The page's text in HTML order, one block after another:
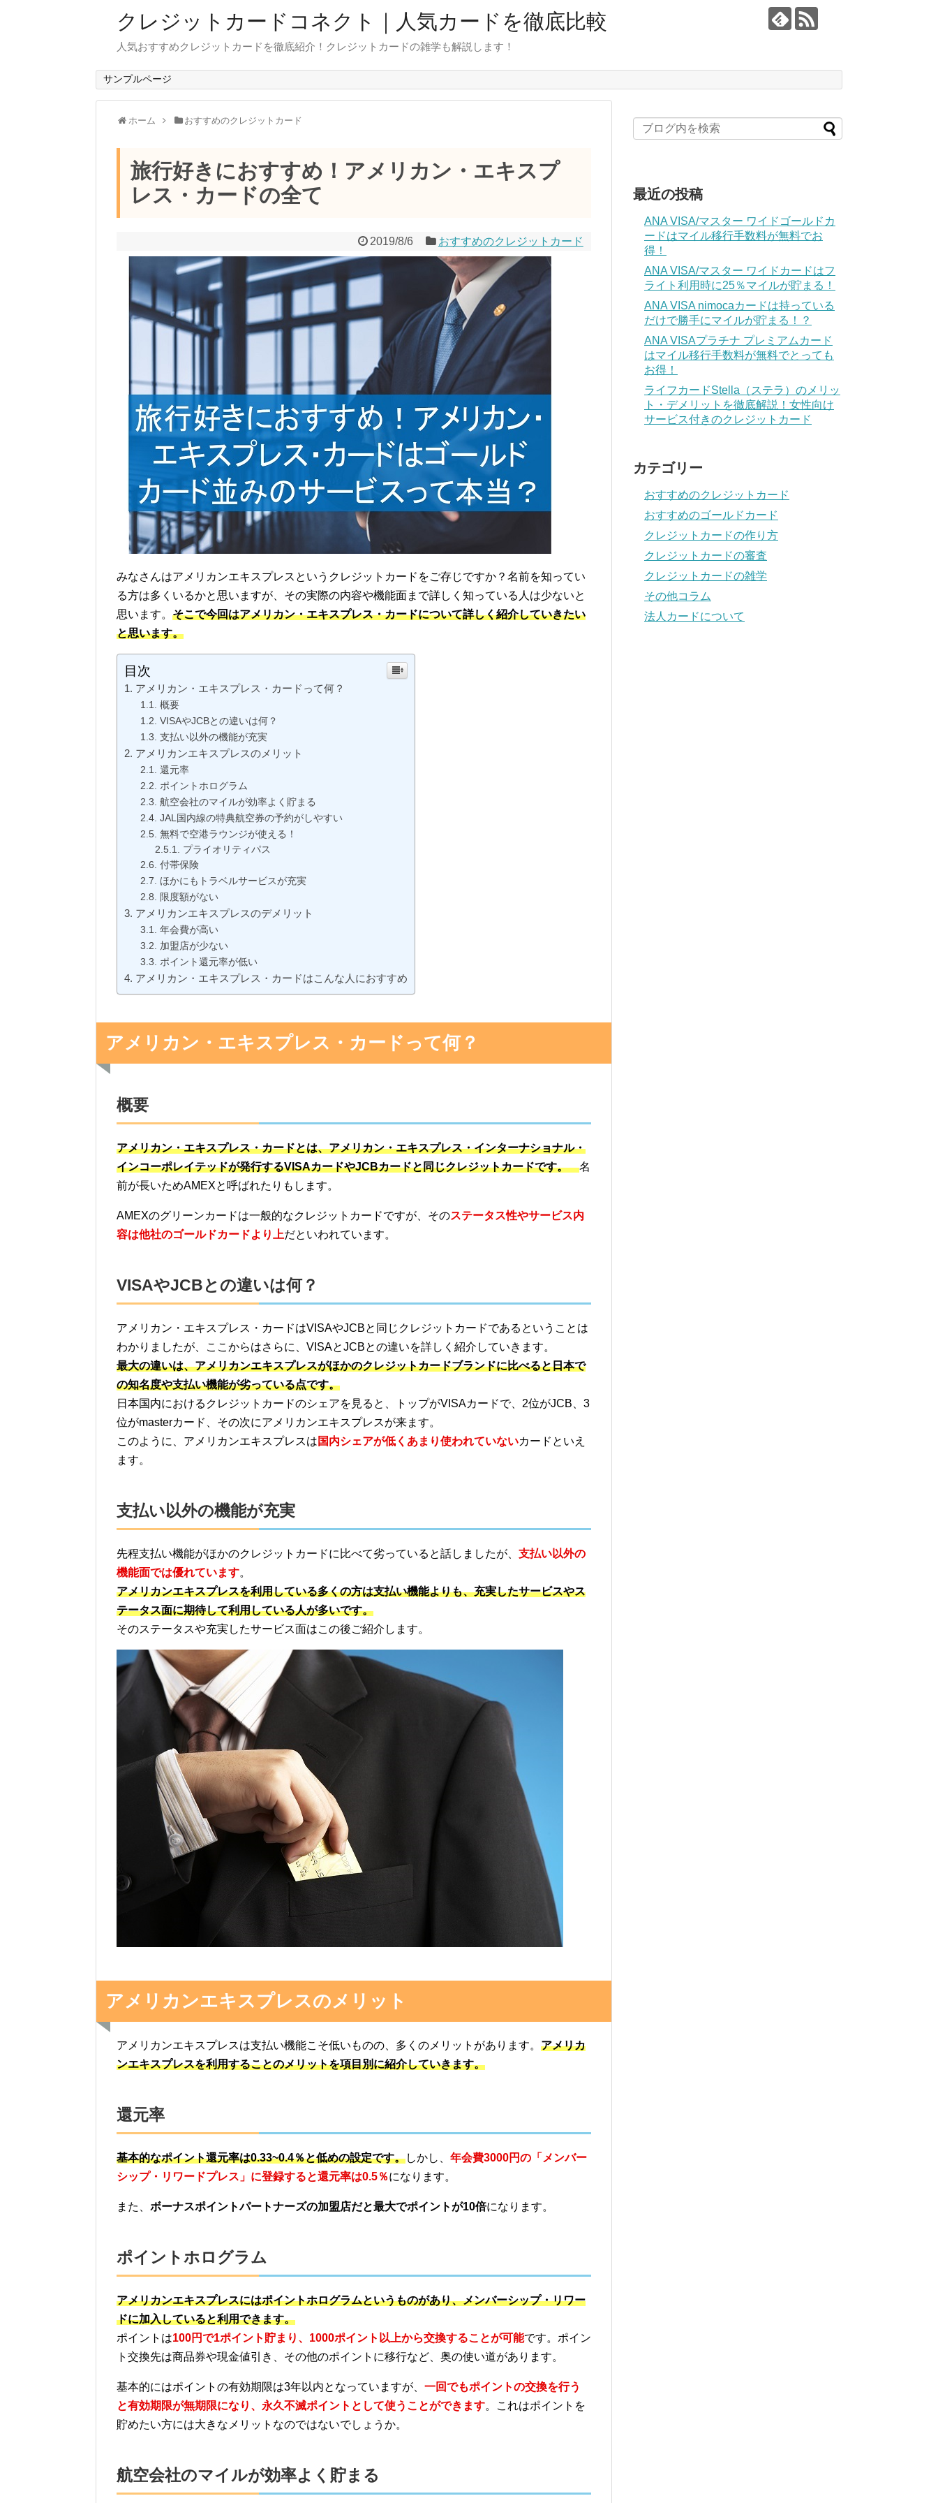
クレジットカードコネクト｜人気カードを徹底比較
人気おすすめクレジットカードを徹底紹介！クレジットカードの雑学も解説します！
サンプルページ
ホーム おすすめのクレジットカード
旅行好きにおすすめ！アメリカン・エキスプ
レス・カードの全て
2019/8/6 おすすめのクレジットカード
みなさんはアメリカンエキスプレスというクレジットカードをご存じですか？名前を知ってい
る方は多くいるかと思いますが、その実際の内容や機能面まで詳しく知っている人は少ないと
思います。 そこで今回はアメリカン・エキスプレス・カードについて詳しく紹介していきたい
と思います。
目次
アメリカン・エキスプレス・カードって何？
概要
VISAやJCBとの違いは何？
支払い以外の機能が充実
アメリカンエキスプレスのメリット
還元率
ポイントホログラム
航空会社のマイルが効率よく貯まる
JAL国内線の特典航空券の予約がしやすい
無料で空港ラウンジが使える！
プライオリティパス
付帯保険
ほかにもトラベルサービスが充実
限度額がない
アメリカンエキスプレスのデメリット
年会費が高い
加盟店が少ない
ポイント還元率が低い
アメリカン・エキスプレス・カードはこんな人におすすめ
アメリカン・エキスプレス・カードって何？
概要
アメリカン・エキスプレス・カードとは、アメリカン・エキスプレス・インターナショナル・
インコーポレイテッドが発行するVISAカードやJCBカードと同じクレジットカードです。名
前が長いためAMEXと呼ばれたりもします。
AMEXのグリーンカードは一般的なクレジットカードですが、そのステータス性やサービス内
容は他社のゴールドカードより上だといわれています。
VISAやJCBとの違いは何？
アメリカン・エキスプレス・カードはVISAやJCBと同じクレジットカードであるということは
わかりましたが、ここからはさらに、VISAとJCBとの違いを詳しく紹介していきます。
最大の違いは、アメリカンエキスプレスがほかのクレジットカードブランドに比べると日本で
の知名度や支払い機能が劣っている点です。
日本国内におけるクレジットカードのシェアを見ると、トップがVISAカードで、2位がJCB、3
位がmasterカード、その次にアメリカンエキスプレスが来ます。
このように、アメリカンエキスプレスは 国内シェアが低くあまり使われていないカードといえ
ます。
支払い以外の機能が充実
先程支払い機能がほかのクレジットカードに比べて劣っていると話しましたが、 支払い以外の
機能面では優れています。
アメリカンエキスプレスを利用している多くの方は支払い機能よりも、充実したサービスやス
テータス面に期待して利用している人が多いです。
そのステータスや充実したサービス面はこの後ご紹介します。
アメリカンエキスプレスのメリット
アメリカンエキスプレスは支払い機能こそ低いものの、多くのメリットがあります。 アメリカ
ンエキスプレスを利用することのメリットを項目別に紹介していきます。
還元率
基本的なポイント還元率は0.33~0.4％と低めの設定です。しかし、 年会費3000円の「メンバー
シップ・リワードプレス」に登録すると還元率は0.5％になります。
また、 ボーナスポイントパートナーズの加盟店だと最大でポイントが10倍になります。
ポイントホログラム
アメリカンエキスプレスにはポイントホログラムというものがあり、メンバーシップ・リワー
ドに加入していると利用できます。
ポイントは100円で1ポイント貯まり、1000ポイント以上から交換することが可能です。ポイン
ト交換先は商品券や現金値引き、その他のポイントに移行など、奥の使い道があります。
基本的にはポイントの有効期限は3年以内となっていますが、 一回でもポイントの交換を行う
と有効期限が無期限になり、永久不滅ポイントとして使うことができます。これはポイントを
貯めたい方には大きなメリットなのではないでしょうか。
航空会社のマイルが効率よく貯まる
最近の投稿
ANA VISA/マスター ワイドゴールドカ
ードはマイル移行手数料が無料でお
得！
ANA VISA/マスター ワイドカードはフ
ライト利用時に25％マイルが貯まる！
ANA VISA nimocaカードは持っている
だけで勝手にマイルが貯まる！？
ANA VISAプラチナ プレミアムカード
はマイル移行手数料が無料でとっても
お得！
ライフカードStella（ステラ）のメリッ
ト・デメリットを徹底解説！女性向け
サービス付きのクレジットカード
カテゴリー
おすすめのクレジットカード
おすすめのゴールドカード
クレジットカードの作り方
クレジットカードの審査
クレジットカードの雑学
その他コラム
法人カードについて